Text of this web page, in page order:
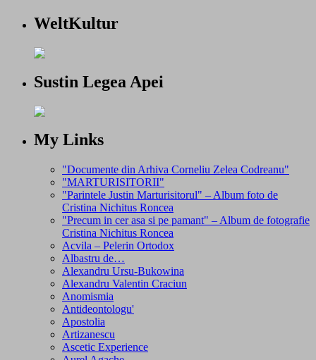
WeltKultur
Sustin Legea Apei
My Links
"Documente din Arhiva Corneliu Zelea Codreanu"
"MARTURISITORII"
"Parintele Justin Marturisitorul" – Album foto de
Cristina Nichitus Roncea
"Precum in cer asa si pe pamant" – Album de fotografie
Cristina Nichitus Roncea
Acvila – Pelerin Ortodox
Albastru de…
Alexandru Ursu-Bukowina
Alexandru Valentin Craciun
Anomismia
Antideontologu'
Apostolia
Artizanescu
Ascetic Experience